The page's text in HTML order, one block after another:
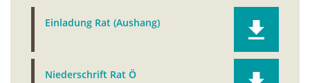
Einladung Rat (Aushang)
Niederschrift Rat Ö